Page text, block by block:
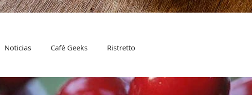
Noticias Café Geeks Ristretto